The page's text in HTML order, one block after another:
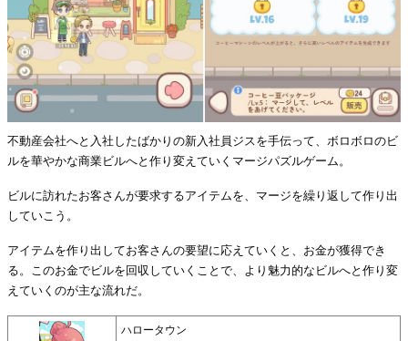
不動産会社へと入社したばかりの新入社員ジスを手伝って、ボロボロのビ
ルを華やかな商業ビルへと作り変えていくマージパズルゲーム。
ビルに訪れたお客さんが要求するアイテムを、マージを繰り返して作り出
していこう。
アイテムを作り出してお客さんの要望に応えていくと、お金が獲得でき
る。このお金でビルを回収していくことで、より魅力的なビルへと作り変
えていくのが主な流れだ。
ハロータウン